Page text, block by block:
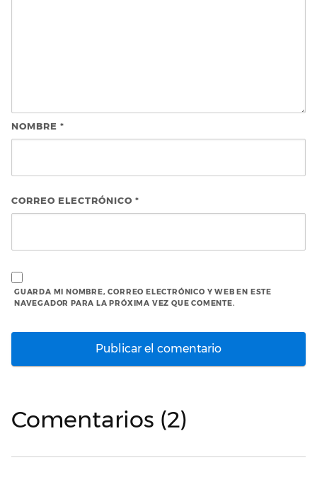
NOMBRE *
CORREO ELECTRÓNICO *
GUARDA MI NOMBRE, CORREO ELECTRÓNICO Y WEB EN ESTE
NAVEGADOR PARA LA PRÓXIMA VEZ QUE COMENTE.
Comentarios (2)